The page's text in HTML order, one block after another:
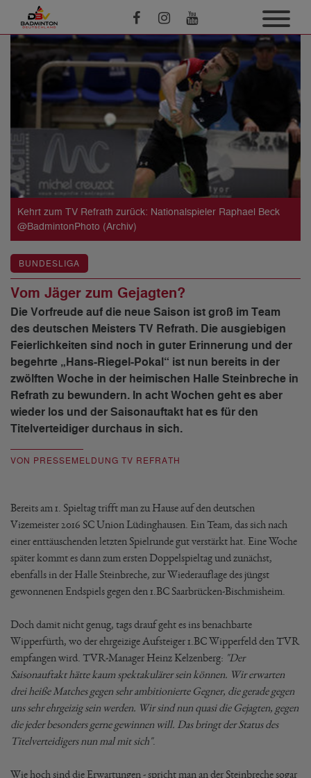
Kehrt zum TV Refrath zurück: Nationalspieler Raphael Beck
@BadmintonPhoto (Archiv)
BUNDESLIGA
Vom Jäger zum Gejagten?
Die Vorfreude auf die neue Saison ist groß im Team
des deutschen Meisters TV Refrath. Die ausgiebigen
Feierlichkeiten sind noch in guter Erinnerung und der
begehrte „Hans-Riegel-Pokal“ ist nun bereits in der
zwölften Woche in der heimischen Halle Steinbreche in
Refrath zu bewundern. In acht Wochen geht es aber
wieder los und der Saisonauftakt hat es für den
Titelverteidiger durchaus in sich.
VON PRESSEMELDUNG TV REFRATH
Bereits am 1. Spieltag trifft man zu Hause auf den deutschen
Vizemeister 2016 SC Union Lüdinghausen. Ein Team, das sich nach
einer enttäuschenden letzten Spielrunde gut verstärkt hat. Eine Woche
später kommt es dann zum ersten Doppelspieltag und zunächst,
ebenfalls in der Halle Steinbreche, zur Wiederauflage des jüngst
gewonnenen Endspiels gegen den 1.BC Saarbrücken-Bischmisheim.
Doch damit nicht genug, tags drauf geht es ins benachbarte
Wipperfürth, wo der ehrgeizige Aufsteiger 1.BC Wipperfeld den TVR
empfangen wird. TVR-Manager Heinz Kelzenberg: "Der
Saisonauftakt hätte kaum spektakulärer sein können. Wir erwarten
drei heiße Matches gegen sehr ambitionierte Gegner, die gerade gegen
uns sehr ehrgeizig sein werden. Wir sind nun quasi die Gejagten, gegen
die jeder besonders gerne gewinnen will. Das bringt der Status des
Titelverteidigers nun mal mit sich".
Wie hoch sind die Erwartungen - spricht man an der Steinbreche sogar